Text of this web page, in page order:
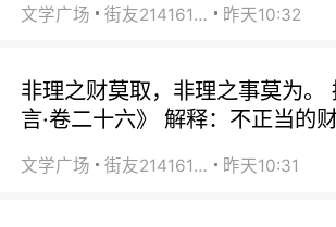
文学广场 街友21416156 昨天10:32
非理之财莫取，非理之事莫为。
言·卷二十六》 解释：不正当的
文学广场 街友21416156 昨天10:31